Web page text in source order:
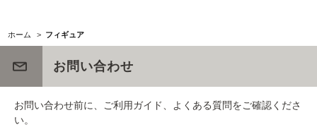
ホーム > フィギュア
お問い合わせ
お問い合わせ前に、ご利用ガイド、よくある質問をご確認くださ
い。